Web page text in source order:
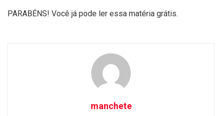
PARABÉNS! Você já pode ler essa matéria grátis.
manchete